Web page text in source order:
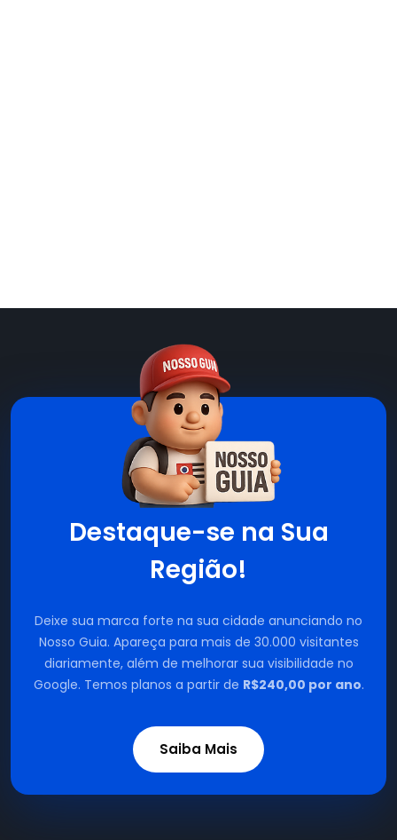
Destaque-se na Sua
Região!
Deixe sua marca forte na sua cidade anunciando no
Nosso Guia. Apareça para mais de 30.000 visitantes
diariamente, além de melhorar sua visibilidade no
Google. Temos planos a partir de R$240,00 por ano.
Saiba Mais